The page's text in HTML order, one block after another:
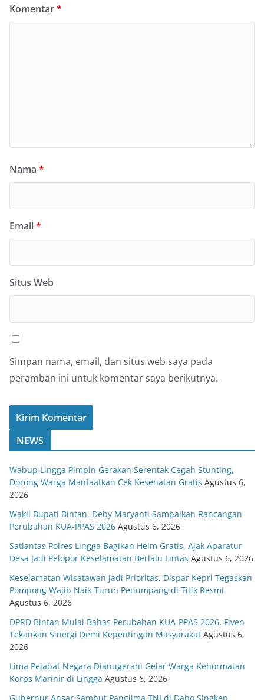
Komentar*
Nama *
Email*
Situs Web
Simpan nama, email, dan situs web saya pada
peramban ini untuk komentar saya berikutnya.
NEWS
Wabup Lingga Pimpin Gerakan Serentak Cegah Stunting,
Dorong Warga Manfaatkan Cek Kesehatan Gratis Agustus 6,
2026
Wakil Bupati Bintan, Deby Maryanti Sampaikan Rancangan
Perubahan KUA-PPAS 2026 Agustus 6, 2026
Satlantas Polres Lingga Bagikan Helm Gratis, Ajak Aparatur
Desa Jadi Pelopor Keselamatan Berlalu Lintas Agustus 6, 2026
Keselamatan Wisatawan Jadi Prioritas, Dispar Kepri Tegaskan
Pompong Wajib Naik-Turun Penumpang di Titik Resmi
Agustus 6, 2026
DPRD Bintan Mulai Bahas Perubahan KUA-PPAS 2026, Fiven
Tekankan Sinergi Demi Kepentingan Masyarakat Agustus 6,
2026
Lima Pejabat Negara Dianugerahi Gelar Warga Kehormatan
Korps Marinir di Lingga Agustus 6, 2026
Gubernur Ansar Sambut Panglima TNI di Dabo Singkep,